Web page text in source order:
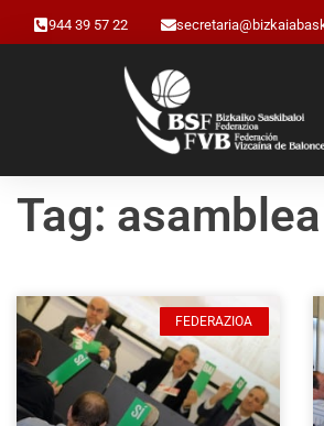
944 39 57 22
Tag: asamblea
FEDERAZIOA